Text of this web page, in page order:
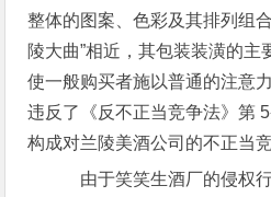
整体的图案、色彩及其排列组
陵大曲”相近，其包装装潢的主
使一般购买者施以普通的注意
违反了《反不正当竞争法》第
构成对兰陵美酒公司的不正当竞
由于笑笑生酒厂的侵权